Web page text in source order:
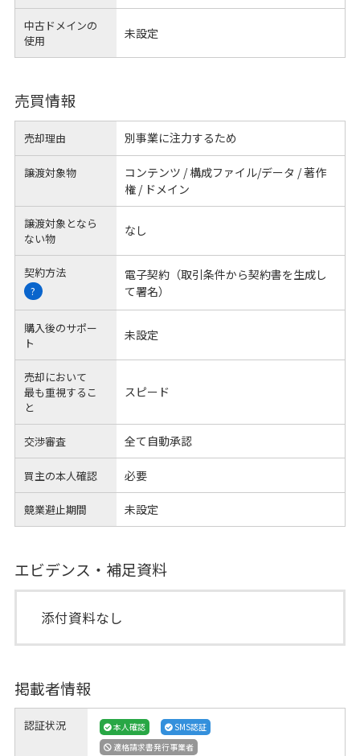
中古ドメインの
使用
未設定
売買情報
売却理由 別事業に注力するため
譲渡対象物
コンテンツ / 構成ファイル/データ / 著作
権 / ドメイン
譲渡対象となら
ない物
なし
契約方法
?
電子契約（取引条件から契約書を生成し
て署名）
購入後のサポー
ト
未設定
売却において
最も重視するこ
と
スピード
交渉審査 全て自動承認
買主の本人確認 必要
競業避止期間 未設定
エビデンス・補足資料
添付資料なし
掲載者情報
認証状況 本人確認
SMS認証
適格請求書発行事業者